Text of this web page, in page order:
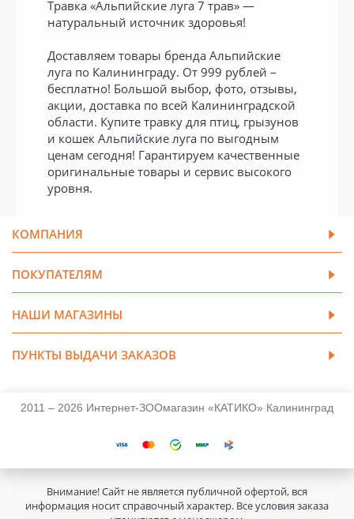
Травка «Альпийские луга 7 трав» —
натуральный источник здоровья!
Доставляем товары бренда Альпийские
луга по Калининграду. От 999 рублей –
бесплатно! Большой выбор, фото, отзывы,
акции, доставка по всей Калининградской
области. Купите травку для птиц, грызунов
и кошек Альпийские луга по выгодным
ценам сегодня! Гарантируем качественные
оригинальные товары и сервис высокого
уровня.
КОМПАНИЯ
ПОКУПАТЕЛЯМ
НАШИ МАГАЗИНЫ
ПУНКТЫ ВЫДАЧИ ЗАКАЗОВ
2011 – 2026 Интернет-ЗООмагазин «КАТИКО» Калининград
Внимание! Сайт не является публичной офертой, вся
информация носит справочный характер. Все условия заказа